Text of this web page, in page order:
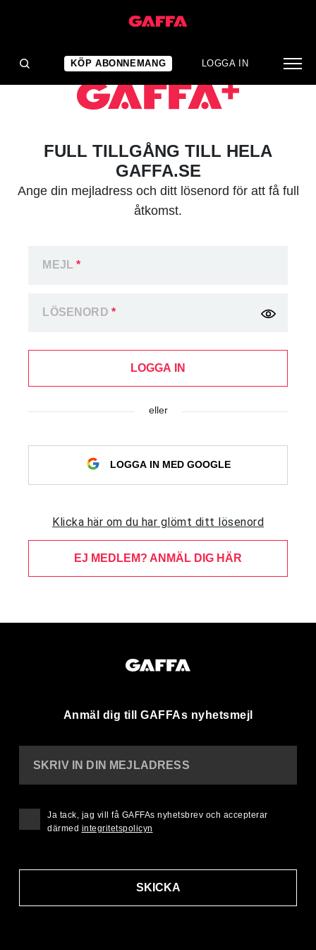
KÖP ABONNEMANG LOGGA IN
FULL TILLGÅNG TILL HELA
GAFFA.SE
Ange din mejladress och ditt lösenord för att få full
åtkomst.
MEJL*
LÖSENORD *
LOGGA IN
eller
LOGGA IN MED GOOGLE
Klicka här om du har glömt ditt lösenord
EJ MEDLEM? ANMÄL DIG HÄR
Anmäl dig till GAFFAs nyhetsmejl
SKRIV IN DIN MEJLADRESS
SKICKA
Ja tack, jag vill få GAFFAs nyhetsbrev och accepterar
därmed integritetspolicyn